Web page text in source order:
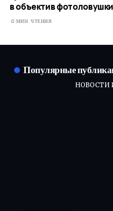
в объектив
0 МИН. ЧТЕНИЯ
Популярные
НОВОСТИ